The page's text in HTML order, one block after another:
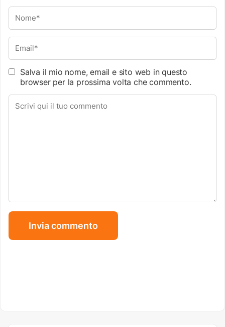
Salva il mio nome, email e sito web in questo
browser per la prossima volta che commento.